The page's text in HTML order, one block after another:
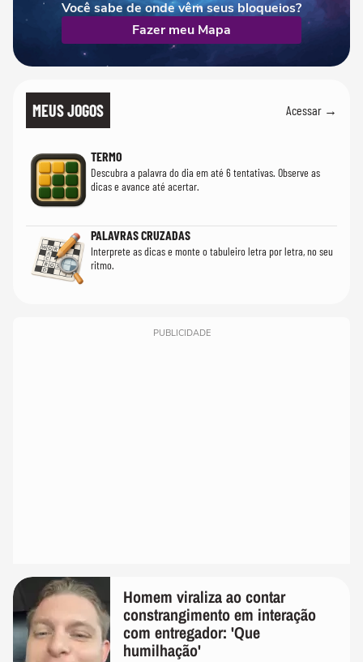
Você sabe de onde vêm seus bloqueios?
Fazer meu Mapa
MEUS JOGOS Acessar →
TERMO
Descubra a palavra do dia em até 6 tentativas. Observe as
dicas e avance até acertar.
PALAVRAS CRUZADAS
Interprete as dicas e monte o tabuleiro letra por letra, no seu
ritmo.
PUBLICIDADE
Homem viraliza ao contar
constrangimento em interação
com entregador: 'Que
humilhação'